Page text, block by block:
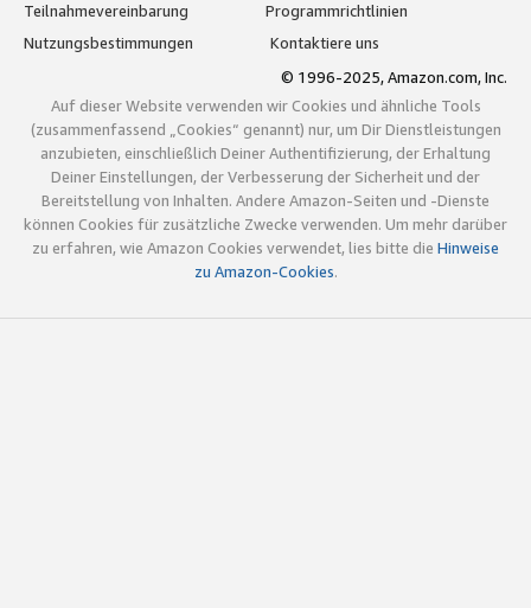
Teilnahmevereinbarung
Programmrichtlinien
Nutzungsbestimmungen
Kontaktiere uns
© 1996-2025, Amazon.com, Inc.
Auf dieser Website verwenden wir Cookies und ähnliche Tools
(zusammenfassend „Cookies“ genannt) nur, um Dir Dienstleistungen
anzubieten, einschließlich Deiner Authentifizierung, der Erhaltung
Deiner Einstellungen, der Verbesserung der Sicherheit und der
Bereitstellung von Inhalten. Andere Amazon-Seiten und -Dienste
können Cookies für zusätzliche Zwecke verwenden. Um mehr darüber
zu erfahren, wie Amazon Cookies verwendet, lies bitte die Hinweise
zu Amazon-Cookies.